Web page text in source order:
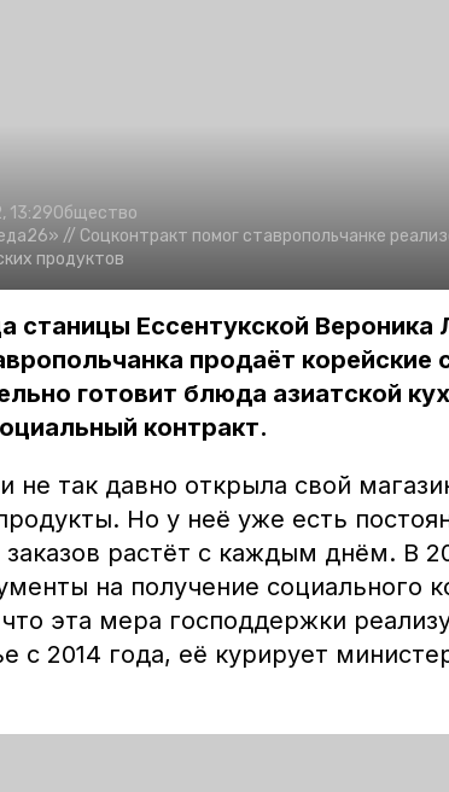
13:29Общество
// Соцконтракт помог ставропольчанке
продуктов
станицы Ессентукской Вероника
продаёт корейские
готовит блюда азиатской
контракт.
не так давно открыла свой
Но у неё уже есть
заказов растёт с каждым днём. В
на получение социального
эта мера господдержки
с 2014 года, её курирует